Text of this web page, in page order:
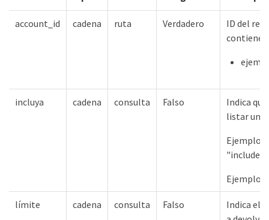
account_id cadena ruta Verdadero
ID del
contiene
incluya cadena consulta Falso
Indica
listar una
Ejemplos
Ejemplos
límite cadena consulta Falso
Indica el